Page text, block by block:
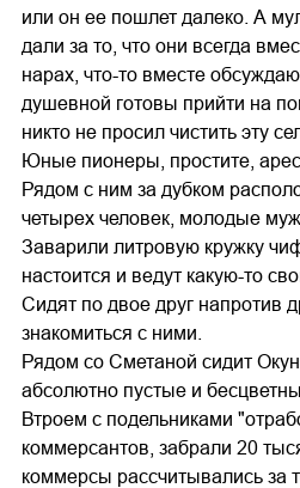
или он ее пошлет далеко. А
дали за то, что они всегда
нарах, что-то вместе
душевной готовы прийти на
никто не просил чистить эту
Юные пионеры, простите,
Рядом с ним за дубком
четырех человек, молодые
Заварили литровую кружку
настоится и ведут какую-то
Сидят по двое друг напротив
знакомиться с ними.
Рядом со Сметаной сидит
абсолютно пустые и
Втроем с подельниками
коммерсантов, забрали 20
коммерсы рассчитывались за